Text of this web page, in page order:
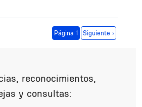
Página 1 Siguiente página
Siguiente ›
reconocimientos,
y consultas: